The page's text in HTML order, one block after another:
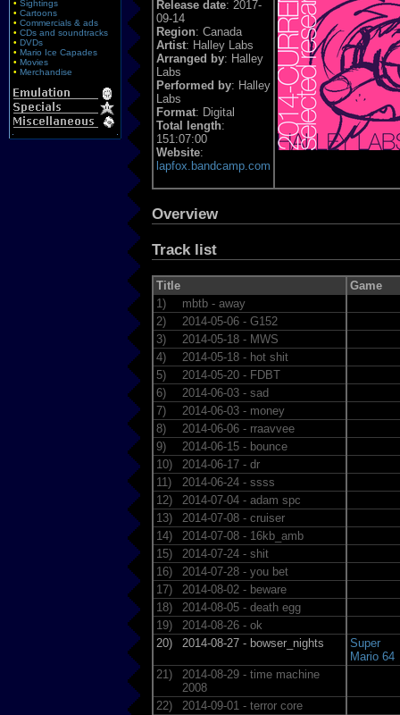
• Sightings
• Cartoons
• Commercials & ads
• CDs and soundtracks
• DVDs
• Mario Ice Capades
• Movies
• Merchandise
Release date: 2017-
09-14
Region: Canada
Artist: Halley Labs
Arranged by: Halley
Labs
Performed by: Halley
Labs
Format: Digital
Total length:
151:07:00
Website:
lapfox.bandcamp.com
Overview
Track list
Title
Game
1)
mbtb - away
2)
2014-05-06 - G152
3)
2014-05-18 - MWS
4)
2014-05-18 - hot shit
5)
2014-05-20 - FDBT
6)
2014-06-03 - sad
7)
2014-06-03 - money
8)
2014-06-06 - rraavvee
9)
2014-06-15 - bounce
10)
2014-06-17 - dr
11)
2014-06-24 - ssss
12)
2014-07-04 - adam spc
13)
2014-07-08 - cruiser
14)
2014-07-08 - 16kb_amb
15)
2014-07-24 - shit
16)
2014-07-28 - you bet
17)
2014-08-02 - beware
18)
2014-08-05 - death egg
19)
2014-08-26 - ok
20)
2014-08-27 - bowser_nights
Super
Mario 64
21)
2014-08-29 - time machine
2008
22)
2014-09-01 - terror core